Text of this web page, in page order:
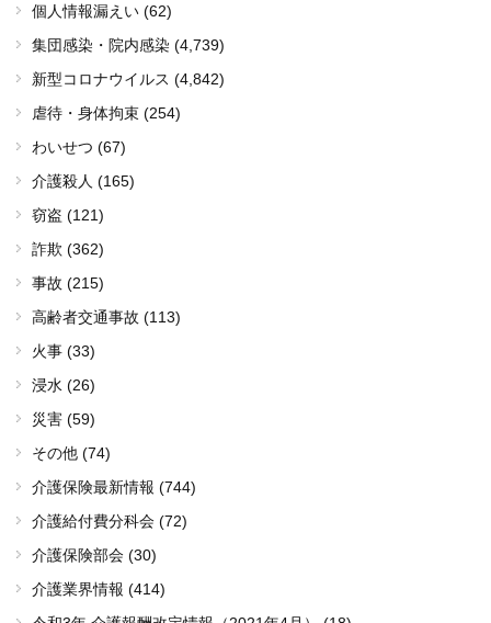
個人情報漏えい (62)
集団感染・院内感染 (4,739)
新型コロナウイルス (4,842)
虐待・身体拘束 (254)
わいせつ (67)
介護殺人 (165)
窃盗 (121)
詐欺 (362)
事故 (215)
高齢者交通事故 (113)
火事 (33)
浸水 (26)
災害 (59)
その他 (74)
介護保険最新情報 (744)
介護給付費分科会 (72)
介護保険部会 (30)
介護業界情報 (414)